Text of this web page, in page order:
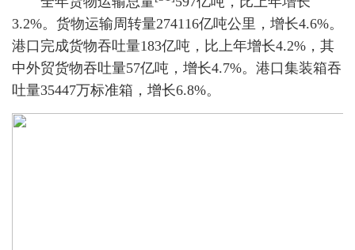
3.2%。货物运输周转量274116亿吨公里，增长4.6%。
港口完成货物吞吐量183亿吨，比上年增长4.2%，其
中外贸货物吞吐量57亿吨，增长4.7%。港口集装箱吞
吐量35447万标准箱，增长6.8%。